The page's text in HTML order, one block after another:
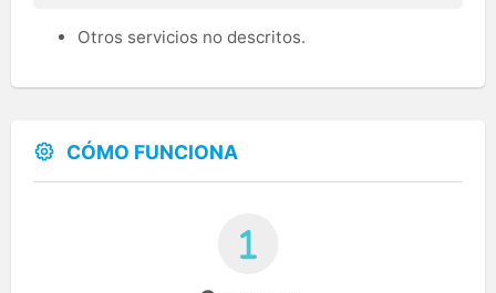
Otros servicios no descritos.
CÓMO FUNCIONA